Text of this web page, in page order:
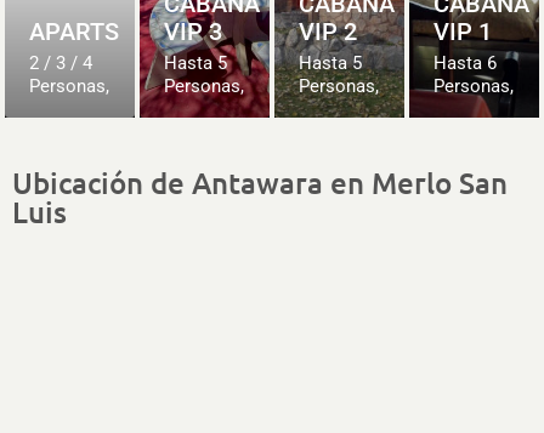
APARTS
2 / 3 / 4
Personas,
VIP 3
Hasta 5
Personas,
VIP 2
Hasta 5
Personas,
VIP 1
Hasta 6
Personas,
Ubicación de Antawara en Merlo San
Luis